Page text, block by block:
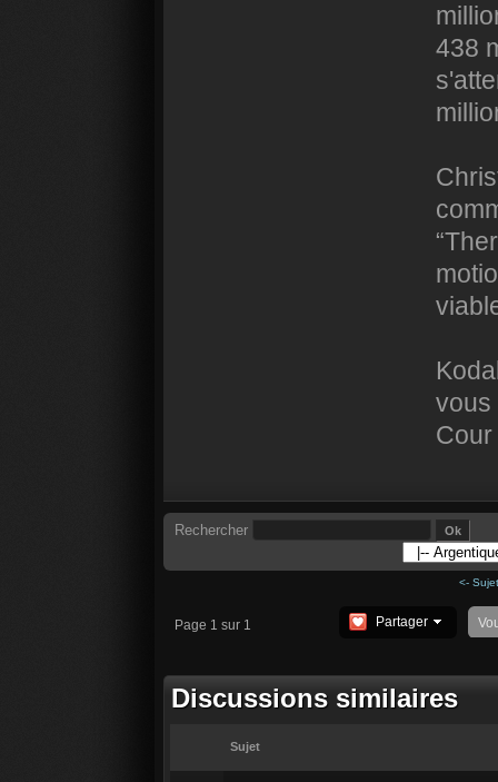
438
vous
Rechercher
<-
Page 1 sur 1 Partager
Discussions similaires
Sujet